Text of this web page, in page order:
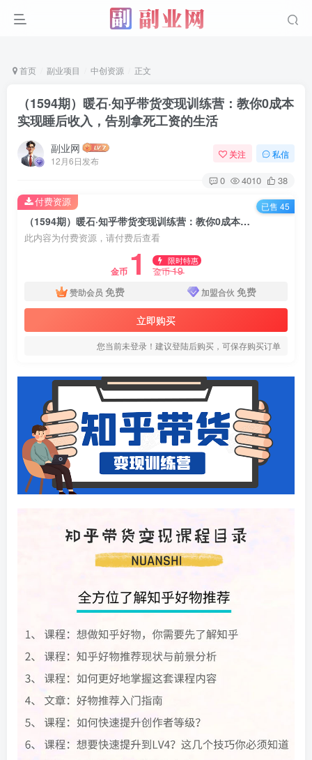
首页 副业项目 中创资源 正文
（1594期）暖石·知乎带货变现训练营：教你0成本
实现睡后收入，告别拿死工资的生活
副业网
12月6日发布
关注 私信
0 4010 38
（1594期）暖石·知乎带货变现训练营：教你0成本实现睡后收入，告别拿死工资的生活
此内容为付费资源，请付费后查看
金币 1 限时特惠
金币19
赞助会员 免费 加盟合伙 免费
立即购买
您当前未登录！建议登陆后购买，可保存购买订单
付费资源 已售 45